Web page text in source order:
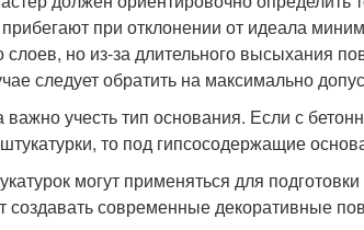
при отклонении от идеала
но из-за длительного высыхания
следует обратить на максимально
учесть тип основания. Если с
то под гипсосодержащие
могут применяться для
создавать современные декоративные